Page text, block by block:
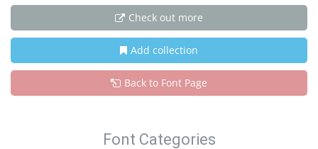
Check out more
Add collection
Back to Font Page
Font Categories